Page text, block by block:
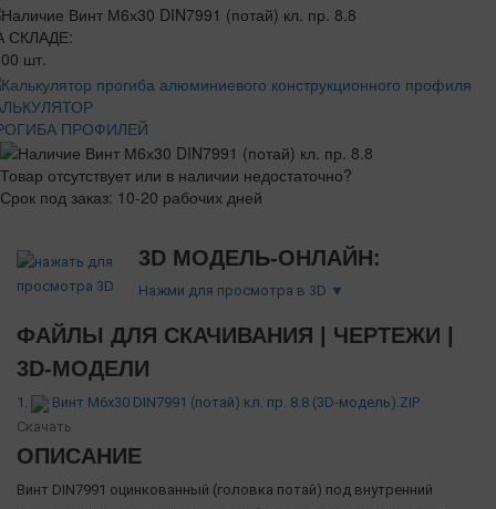
СКЛАДЕ:
шт.
ПРОФИЛЕЙ
Товар отсутствует или в наличии недостаточно?
Срок под заказ: 10-20 рабочих дней
3D МОДЕЛЬ-ОНЛАЙН:
Нажми для просмотра в 3D ▼
ФАЙЛЫ ДЛЯ СКАЧИВАНИЯ | ЧЕРТЕЖИ |
3D-МОДЕЛИ
1.
Винт М6х30 DIN7991 (потай) кл. пр. 8.8 (3D-модель).ZIP
Скачать
ОПИСАНИЕ
Винт DIN7991 оцинкованный (головка потай) под внутренний